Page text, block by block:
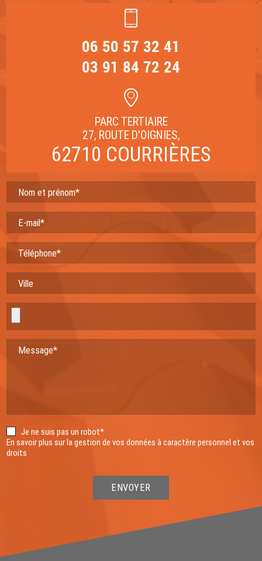
06 50 57 32 41
03 91 84 72 24
PARC TERTIAIRE
27, ROUTE D'OIGNIES,
62710 COURRIÈRES
Nom et prénom*
E-mail*
Téléphone*
Ville
Message*
Je ne suis pas un robot*
En savoir plus sur la gestion de vos données à caractère personnel et vos
droits
ENVOYER